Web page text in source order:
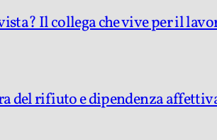
Il collega che vive per il
del rifiuto e dipendenza